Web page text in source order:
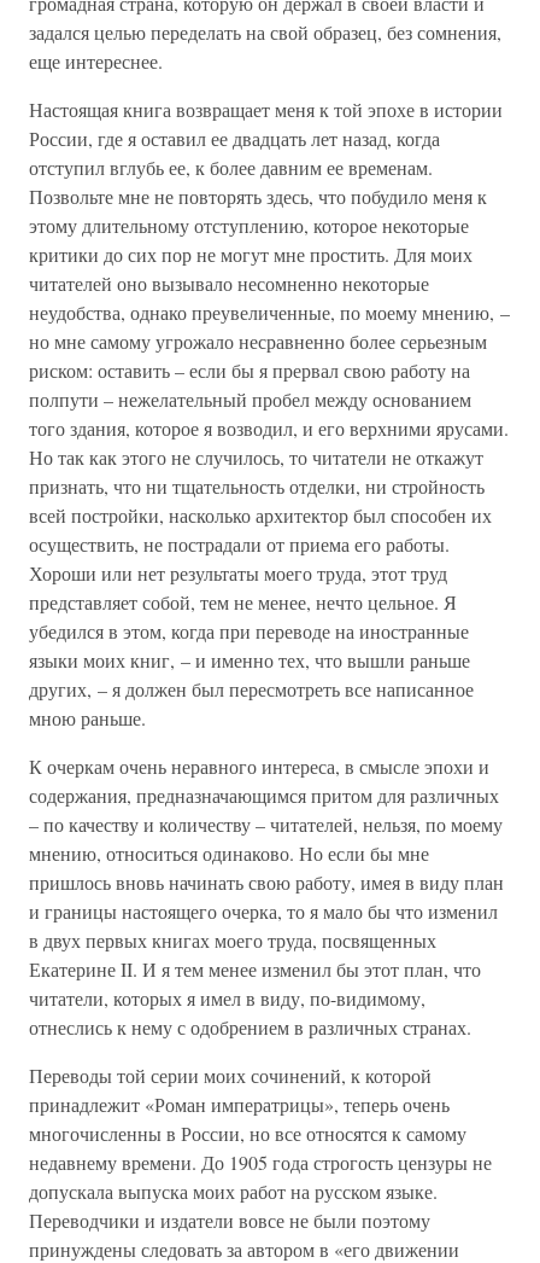
задался целью переделать на свой образец, без сомнения,
еще интереснее.
Настоящая книга возвращает меня к той эпохе в истории
России, где я оставил ее двадцать лет назад, когда
отступил вглубь ее, к более давним ее временам.
Позвольте мне не повторять здесь, что побудило меня к
этому длительному отступлению, которое некоторые
критики до сих пор не могут мне простить. Для моих
читателей оно вызывало несомненно некоторые
неудобства, однако преувеличенные, по моему мнению, –
но мне самому угрожало несравненно более серьезным
риском: оставить – если бы я прервал свою работу на
полпути – нежелательный пробел между основанием
того здания, которое я возводил, и его верхними ярусами.
Но так как этого не случилось, то читатели не откажут
признать, что ни тщательность отделки, ни стройность
всей постройки, насколько архитектор был способен их
осуществить, не пострадали от приема его работы.
Хороши или нет результаты моего труда, этот труд
представляет собой, тем не менее, нечто цельное. Я
убедился в этом, когда при переводе на иностранные
языки моих книг, – и именно тех, что вышли раньше
других, – я должен был пересмотреть все написанное
мною раньше.
К очеркам очень неравного интереса, в смысле эпохи и
содержания, предназначающимся притом для различных
– по качеству и количеству – читателей, нельзя, по моему
мнению, относиться одинаково. Но если бы мне
пришлось вновь начинать свою работу, имея в виду план
и границы настоящего очерка, то я мало бы что изменил
в двух первых книгах моего труда, посвященных
Екатерине II. И я тем менее изменил бы этот план, что
читатели, которых я имел в виду, по-видимому,
отнеслись к нему с одобрением в различных странах.
Переводы той серии моих сочинений, к которой
принадлежит «Роман императрицы», теперь очень
многочисленны в России, но все относятся к самому
недавнему времени. До 1905 года строгость цензуры не
допускала выпуска моих работ на русском языке.
Переводчики и издатели вовсе не были поэтому
принуждены следовать за автором в «его движении